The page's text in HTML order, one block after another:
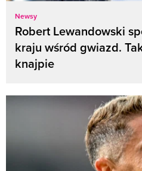
Newsy
Robert Lewandowski
kraju wśród gwiazd.
knajpie